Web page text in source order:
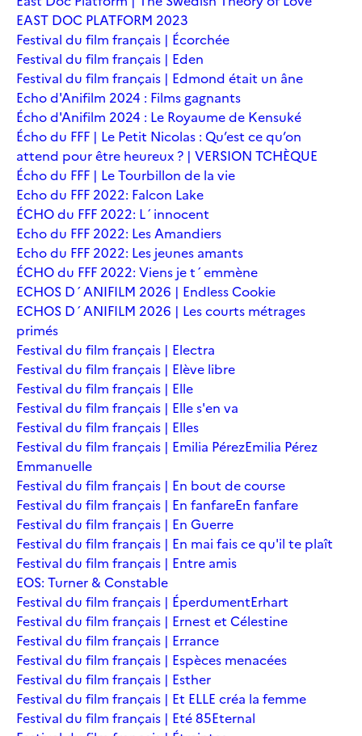
EAST DOC PLATFORM 2023
Festival du film français | Écorchée
Festival du film français | Eden
Festival du film français | Edmond était un âne
Echo d'Anifilm 2024 : Films gagnants
Écho d'Anifilm 2024 : Le Royaume de Kensuké
Écho du FFF | Le Petit Nicolas : Qu’est ce qu’on
attend pour être heureux ? | VERSION TCHÈQUE
Écho du FFF | Le Tourbillon de la vie
Echo du FFF 2022: Falcon Lake
ÉCHO du FFF 2022: L´innocent
Echo du FFF 2022: Les Amandiers
Echo du FFF 2022: Les jeunes amants
ÉCHO du FFF 2022: Viens je t´emmène
ECHOS D´ANIFILM 2026 | Endless Cookie
ECHOS D´ANIFILM 2026 | Les courts métrages
primés
Festival du film français | Electra
Festival du film français | Elève libre
Festival du film français | Elle
Festival du film français | Elle s'en va
Festival du film français | Elles
Festival du film français | Emilia PérezEmilia Pérez
Emmanuelle
Festival du film français | En bout de course
Festival du film français | En fanfareEn fanfare
Festival du film français | En Guerre
Festival du film français | En mai fais ce qu'il te plaît
Festival du film français | Entre amis
EOS: Turner & Constable
Festival du film français | ÉperdumentErhart
Festival du film français | Ernest et Célestine
Festival du film français | Errance
Festival du film français | Espèces menacées
Festival du film français | Esther
Festival du film français | Et ELLE créa la femme
Festival du film français | Eté 85Eternal